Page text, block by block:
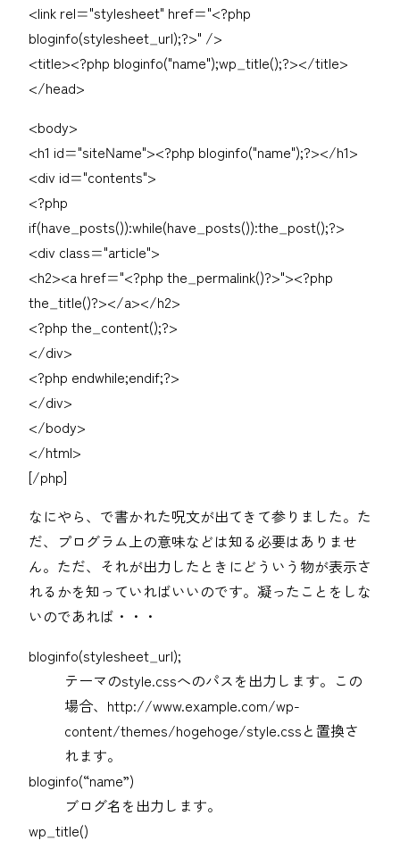
<link rel="stylesheet" href="<?php
bloginfo(stylesheet_url);?>" />
<title><?php bloginfo("name");wp_title();?></title>
</head>
<body>
<h1 id="siteName"><?php bloginfo("name");?></h1>
<div id="contents">
<?php
if(have_posts()):while(have_posts()):the_post();?>
<div class="article">
<h2><a href="<?php the_permalink()?>"><?php
the_title()?></a></h2>
<?php the_content();?>
</div>
<?php endwhile;endif;?>
</div>
</body>
</html>
[/php]
なにやら、で書かれた呪文が出てきて参りました。た
だ、プログラム上の意味などは知る必要はありませ
ん。ただ、それが出力したときにどういう物が表示さ
れるかを知っていればいいのです。凝ったことをしな
いのであれば・・・
bloginfo(stylesheet_url);
テーマのstyle.cssへのパスを出力します。この
場合、http://www.example.com/wp-
content/themes/hogehoge/style.cssと置換さ
れます。
bloginfo(“name”)
ブログ名を出力します。
wp_title()